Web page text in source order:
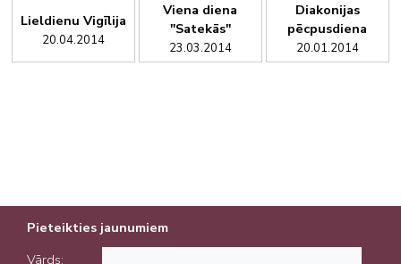
Lieldienu Vigīlija
20.04.2014
Viena diena
"Satekās"
23.03.2014
Diakonijas
pēcpusdiena
20.01.2014
Pieteikties jaunumiem
Vārds: